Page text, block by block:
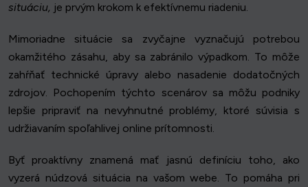
situáciu, je prvým krokom k efektívnemu riadeniu.
Mimoriadne situácie sa zvyčajne vyznačujú potrebou
okamžitého zásahu, aby sa zabránilo výpadkom. To môže
zahŕňať technické úpravy alebo nasadenie dodatočných
zdrojov. Pochopením týchto scenárov sa môžu podniky
lepšie pripraviť na nevyhnutné problémy, ktoré súvisia s
udržiavaním spoľahlivej online prítomnosti.
Byť proaktívny znamená mať jasnú definíciu toho, ako
vyzerá núdzová situácia na vašom webe. To pomáha pri